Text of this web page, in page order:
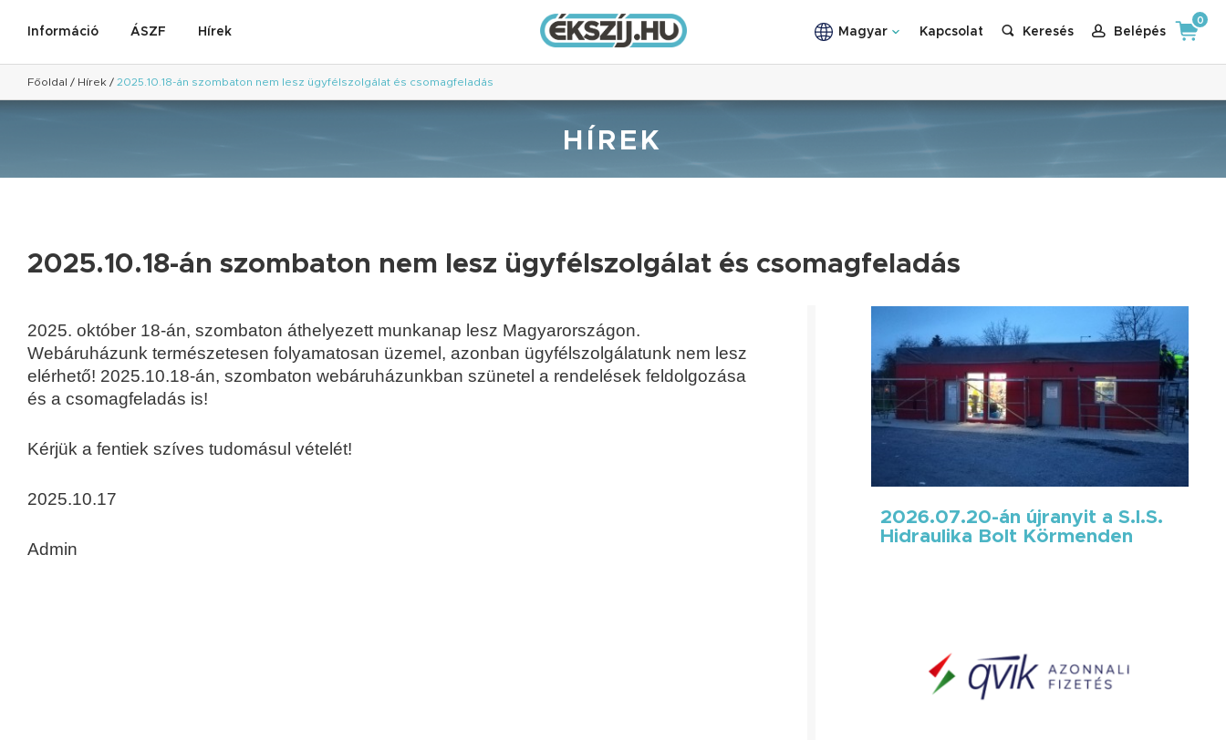
Információ ÁSZF Hírek Magyar Kapcsolat Keresés Belépés
0
Főoldal / Hírek / 2025.10.18-án szombaton nem lesz ügyfélszolgálat és csomagfeladás
HÍREK
2025.10.18-án szombaton nem lesz ügyfélszolgálat és csomagfeladás
2025. október 18-án, szombaton áthelyezett munkanap lesz Magyarországon.
Webáruházunk természetesen folyamatosan üzemel, azonban ügyfélszolgálatunk nem lesz
elérhető! 2025.10.18-án, szombaton webáruházunkban szünetel a rendelések feldolgozása
és a csomagfeladás is!
Kérjük a fentiek szíves tudomásul vételét!
2025.10.17
Admin
2026.07.20-án újranyit a S.I.S.
Hidraulika Bolt Körmenden